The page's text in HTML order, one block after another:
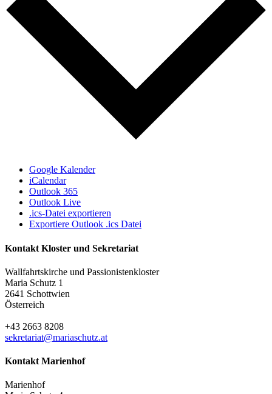
Google Kalender
iCalendar
Outlook 365
Outlook Live
.ics-Datei exportieren
Exportiere Outlook .ics Datei
Kontakt Kloster und Sekretariat
Wallfahrtskirche und Passionistenkloster
Maria Schutz 1
2641 Schottwien
Österreich
+43 2663 8208
sekretariat@mariaschutz.at
Kontakt Marienhof
Marienhof